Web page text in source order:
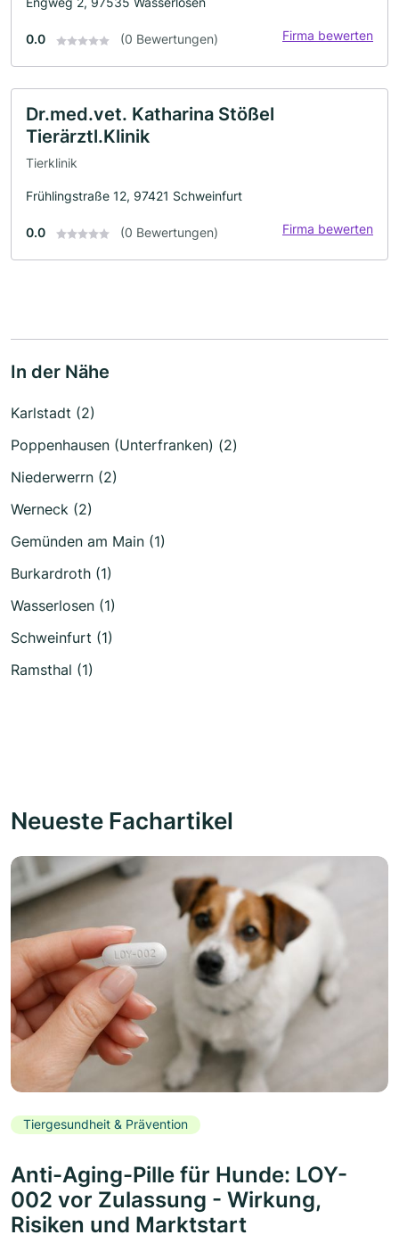
0.0 (0 Bewertungen) Firma bewerten
Dr.med.vet. Katharina Stößel
Tierärztl.Klinik
Tierklinik
Frühlingstraße 12, 97421 Schweinfurt
0.0 (0 Bewertungen) Firma bewerten
In der Nähe
Karlstadt (2)
Poppenhausen (Unterfranken) (2)
Niederwerrn (2)
Werneck (2)
Gemünden am Main (1)
Burkardroth (1)
Wasserlosen (1)
Schweinfurt (1)
Ramsthal (1)
Neueste Fachartikel
Tiergesundheit & Prävention
Anti-Aging-Pille für Hunde: LOY-
002 vor Zulassung - Wirkung,
Risiken und Marktstart